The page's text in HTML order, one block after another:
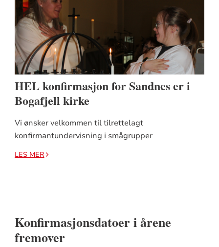
HEL konfirmasjon for Sandnes er i
Bogafjell kirke
Vi ønsker velkommen til tilrettelagt
konfirmantundervisning i smågrupper
LES MER
Konfirmasjonsdatoer i årene
fremover